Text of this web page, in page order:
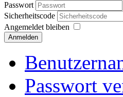
Passwort
Sicherheitscode
Angemeldet bleiben
Anmelden
Passwort